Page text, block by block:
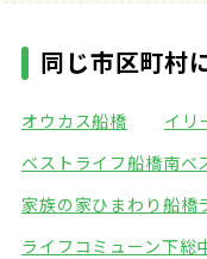
同じ市区町村
オウカス船橋 イリ
ベストライフ船橋南ベ
家族の家ひまわり船橋
ライフコミューン下総